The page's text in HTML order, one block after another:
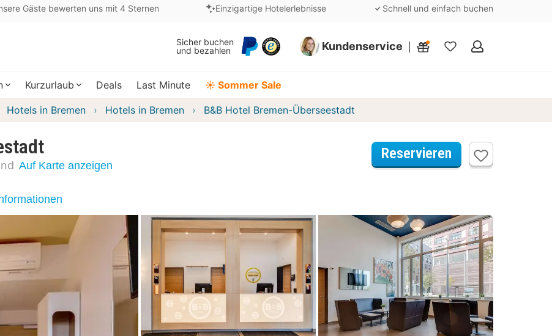
Gäste bewerten uns mit 4 Sternen Einzigartige Hotelerlebnisse Schnell und einfach buchen
Sicher buchen
und bezahlen
Kundenservice
Meine
Kurzurlaub Deals Last Minute ☀️ Sommer Sale
Hotels in Bremen Hotels in Bremen B&B Hotel Bremen-Überseestadt
Auf Karte anzeigen
Reservieren